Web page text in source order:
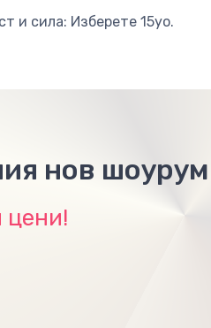
и сила: Изберете 15yo.
нов шоурум
цени!